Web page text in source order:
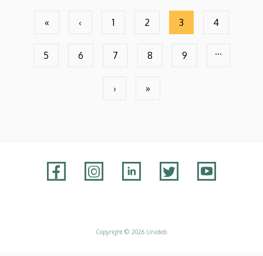
First
page
«
Previous
page
‹
Seite
1
Seite
2
Current
page
3
Seite
4
Seite
5
Seite
6
Seite
7
Seite
8
Seite
9 …
Next
›
Last
»
Copyright © 2026 Unideb